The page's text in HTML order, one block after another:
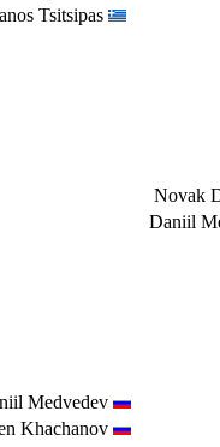
Tsitsipas
Novak
Daniil
Medvedev
Khachanov